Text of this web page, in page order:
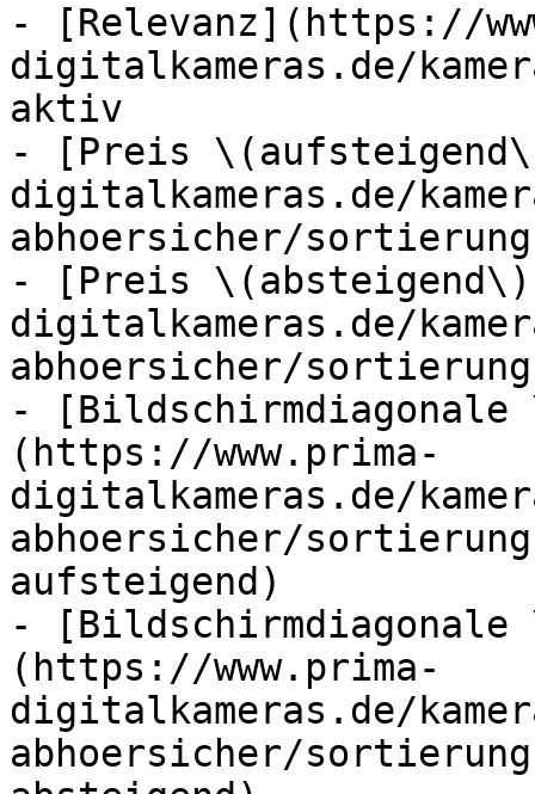
- [Relevanz](https://
digitalkameras.de/
aktiv
- [Preis
digitalkameras.de/
abhoersicher/
- [Preis
digitalkameras.de/
abhoersicher/
-
(https://www.prima-
digitalkameras.de/
abhoersicher/
aufsteigend)
-
(https://www.prima-
digitalkameras.de/
abhoersicher/